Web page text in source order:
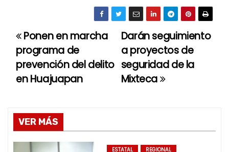
N
a
v
g
a
Darán seguimiento
a proyectos de
seguridad de la
Mixteca
Ponen en marcha
programa de
prevención del delito
en Huajuapan
VER MÁS
ESTATAL REGIONAL